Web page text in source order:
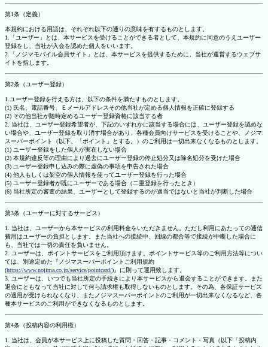
第1条（定義）
本規約における用語は、それぞれ以下の通りの意味を有するものとします。
1.「ユーザー」とは、本サービスを受けることができる者として、本規約に同意のうえユーザー
登録をし、当社が入会を認めた個人をいいます。
2.「ノジマモバイル会員サイト」とは、本サービスを提供するために、当社が運営するウェブサ
イトを指します。
第2条（ユーザー登録）
1.ユーザー登録を行える方は、以下の条件を満たすものとします。
(1) 氏名、電話番号、Ｅメールアドレスその他当社が定める個人情報を正確に登録する
(2) その他当社が随時定めるユーザー登録資格に該当する者
2. 当社は、ユーザー登録希望者が、下記のいずれかに該当する場合には、ユーザー登録を認めな
い場合や、ユーザー登録を取り消す場合があり、各種会員向けサービスを受けることや、ノジマ
スーパーポイント（以下、「ポイント」とする。）のご利用は一切出来なくなるものとします。
(1) ユーザー登録をした個人が実在しない場合
(2) 本規約違反等の理由により過去にユーザー登録の停止処分又は除名処分を受けた場合
(3) ユーザー登録申し込みの際に虚偽の事項を申告された場合
(4) 他人もしくは架空の個人情報を使ってユーザー登録を行った場合
(5) ユーザー登録者が既にユーザーである場合（二重登録を行ったとき）
(6) 当社所定の審査の結果、ユーザーとして登録するのが適当ではないと当社が判断した場合
第3条（ユーザーに対するサービス）
1. 当社は、ユーザーから本サービスの利用料金をいただきません。ただし利用にあたっての通信
費用はユーザーの負担とします。また当社への接続中、回線の都合等で接続が中断した場合に
も、当社では一切の責任を負いません。
2. ユーザーは、ポイントサービスをご利用頂けます。ポイントサービス等のご利用方法等につい
ては、別途定めた『ノジマスーパーポイントご利用規約
(https://www.nojima.co.jp/service/pointcard/)』に則って運用致します。
3. ユーザーは、いつでも当社所定の手続きにより本サービスから退会することができます。また
退会にともなって当社に対して何ら請求権も取得しないものとします。その為、各保証サービス
の適用が受けられなくなり、またノジマスーパーポイントのご利用が一切出来なくなるなど、各
種本サービスのご利用ができなくなるものとします。
第4条（投稿内容の利用権）
1. 当社は、会員が本サービス上に投稿した質問・回答・記事・コメント・写真（以下「投稿内